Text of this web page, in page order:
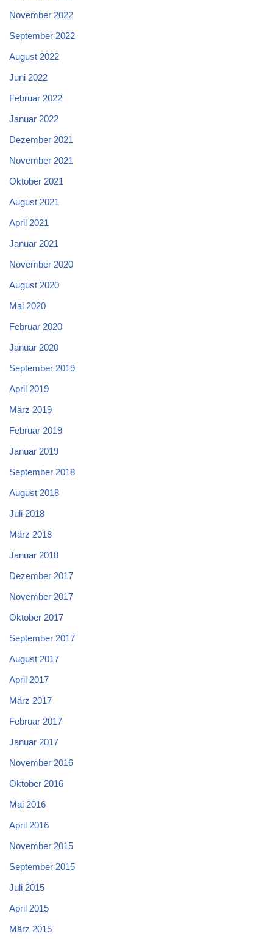
November 2022
September 2022
August 2022
Juni 2022
Februar 2022
Januar 2022
Dezember 2021
November 2021
Oktober 2021
August 2021
April 2021
Januar 2021
November 2020
August 2020
Mai 2020
Februar 2020
Januar 2020
September 2019
April 2019
März 2019
Februar 2019
Januar 2019
September 2018
August 2018
Juli 2018
März 2018
Januar 2018
Dezember 2017
November 2017
Oktober 2017
September 2017
August 2017
April 2017
März 2017
Februar 2017
Januar 2017
November 2016
Oktober 2016
Mai 2016
April 2016
November 2015
September 2015
Juli 2015
April 2015
März 2015